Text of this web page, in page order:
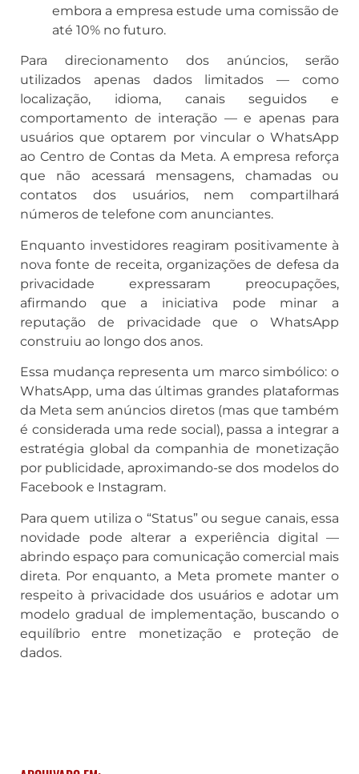
embora a empresa estude uma comissão de
até 10% no futuro.
Para direcionamento dos anúncios, serão
utilizados apenas dados limitados — como
localização, idioma, canais seguidos e
comportamento de interação — e apenas para
usuários que optarem por vincular o WhatsApp
ao Centro de Contas da Meta. A empresa reforça
que não acessará mensagens, chamadas ou
contatos dos usuários, nem compartilhará
números de telefone com anunciantes.
Enquanto investidores reagiram positivamente à
nova fonte de receita, organizações de defesa da
privacidade expressaram preocupações,
afirmando que a iniciativa pode minar a
reputação de privacidade que o WhatsApp
construiu ao longo dos anos.
Essa mudança representa um marco simbólico: o
WhatsApp, uma das últimas grandes plataformas
da Meta sem anúncios diretos (mas que também
é considerada uma rede social), passa a integrar a
estratégia global da companhia de monetização
por publicidade, aproximando-se dos modelos do
Facebook e Instagram.
Para quem utiliza o “Status” ou segue canais, essa
novidade pode alterar a experiência digital —
abrindo espaço para comunicação comercial mais
direta. Por enquanto, a Meta promete manter o
respeito à privacidade dos usuários e adotar um
modelo gradual de implementação, buscando o
equilíbrio entre monetização e proteção de
dados.